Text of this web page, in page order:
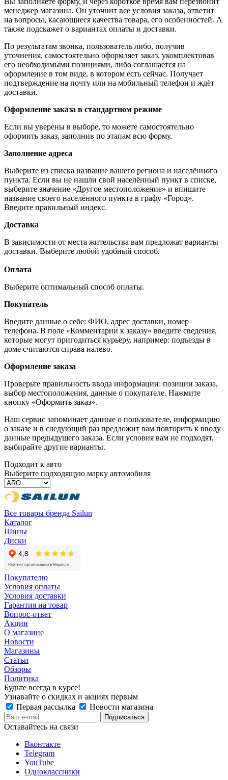
менеджер магазина. Он уточнит все условия заказа, ответит
на вопросы, касающиеся качества товара, его особенностей. А
также подскажет о вариантах оплаты и доставки.
По результатам звонка, пользователь либо, получив
уточнения, самостоятельно оформляет заказ, укомплектовав
его необходимыми позициями, либо соглашается на
оформление в том виде, в котором есть сейчас. Получает
подтверждение на почту или на мобильный телефон и ждёт
доставки.
Оформление заказа в стандартном режиме
Если вы уверены в выборе, то можете самостоятельно
оформить заказ, заполнив по этапам всю форму.
Заполнение адреса
Выберите из списка название вашего региона и населённого
пункта. Если вы не нашли свой населённый пункт в списке,
выберите значение «Другое местоположение» и впишите
название своего населённого пункта в графу «Город».
Введите правильный индекс.
Доставка
В зависимости от места жительства вам предложат варианты
доставки. Выберите любой удобный способ.
Оплата
Выберите оптимальный способ оплаты.
Покупатель
Введите данные о себе: ФИО, адрес доставки, номер
телефона. В поле «Комментарии к заказу» введите сведения,
которые могут пригодиться курьеру, например: подъезды в
доме считаются справа налево.
Оформление заказа
Проверьте правильность ввода информации: позиции заказа,
выбор местоположения, данные о покупателе. Нажмите
кнопку «Оформить заказ».
Наш сервис запоминает данные о пользователе, информацию
о заказе и в следующий раз предложит вам повторить к вводу
данные предыдущего заказа. Если условия вам не подходят,
выбирайте другие варианты.
Подходит к авто
Выберите подходящую марку автомобиля
Все товары бренда Sailun
Каталог
Шины
Диски
Покупателю
Условия оплаты
Условия доставки
Гарантия на товар
Вопрос-ответ
Акции
О магазине
Новости
Магазины
Статьи
Обзоры
Политика
Будьте всегда в курсе!
Узнавайте о скидках и акциях первым
Первая рассылка
Новости магазина
Оставайтесь на связи
Вконтакте
Telegram
YouTube
Одноклассники